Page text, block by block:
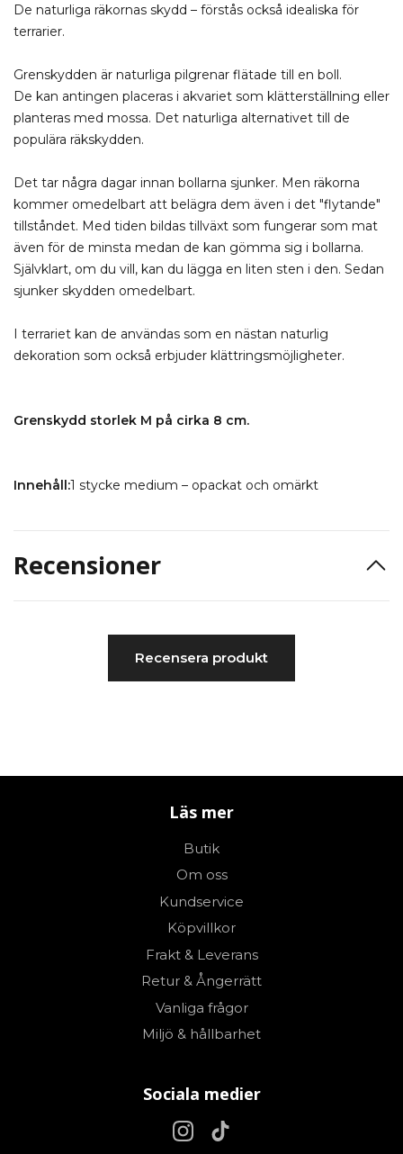
De naturliga räkornas skydd – förstås också idealiska för
terrarier.
Grenskydden är naturliga pilgrenar flätade till en boll.
De kan antingen placeras i akvariet som klätterställning eller
planteras med mossa. Det naturliga alternativet till de
populära räkskydden.
Det tar några dagar innan bollarna sjunker. Men räkorna
kommer omedelbart att belägra dem även i det "flytande"
tillståndet. Med tiden bildas tillväxt som fungerar som mat
även för de minsta medan de kan gömma sig i bollarna.
Självklart, om du vill, kan du lägga en liten sten i den. Sedan
sjunker skydden omedelbart.
I terrariet kan de användas som en nästan naturlig
dekoration som också erbjuder klättringsmöjligheter.
Grenskydd storlek M på cirka 8 cm.
Innehåll:1 stycke medium – opackat och omärkt
Recensioner
Recensera produkt
Läs mer
Butik
Om oss
Kundservice
Köpvillkor
Frakt & Leverans
Retur & Ångerrätt
Vanliga frågor
Miljö & hållbarhet
Sociala medier